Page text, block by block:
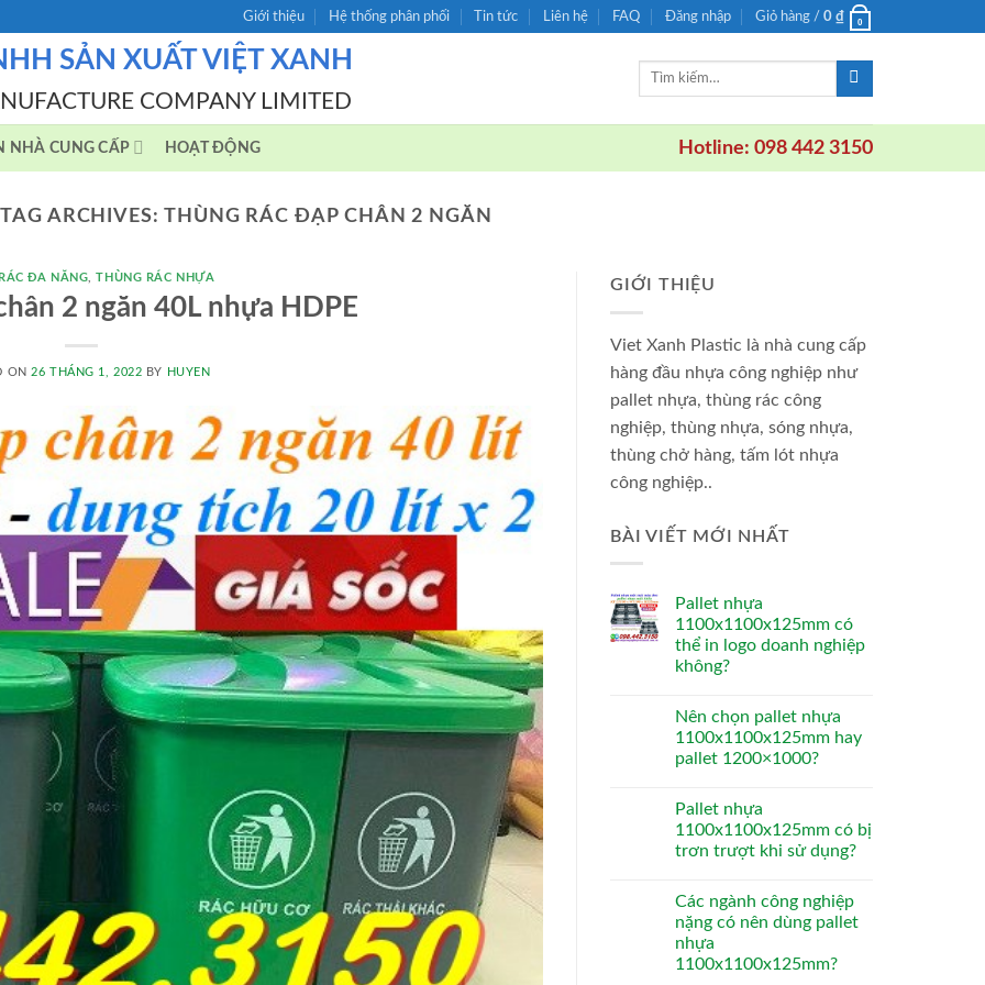
Giới thiệu Hệ thống phân phối Tin tức Liên hệ FAQ Đăng nhập Giỏ hàng / 0 ₫ 0
SẢN XUẤT VIỆT XANH
COMPANY LIMITED
Tìm
NHÀ CUNG CẤP HOẠT ĐỘNG Hotline: 098 442 3150
TAG ARCHIVES: THÙNG RÁC ĐẠP CHÂN 2 NGĂN
ĐA NĂNG ,THÙNG RÁC NHỰA
2 ngăn 40L nhựa HDPE
ON26 THÁNG 1, 2022 BY HUYEN
GIỚI THIỆU
Viet Xanh Plastic là nhà cung cấp
hàng đầu nhựa công nghiệp như
pallet nhựa, thùng rác công
nghiệp, thùng nhựa, sóng nhựa,
thùng chở hàng, tấm lót nhựa
công nghiệp..
BÀI VIẾT MỚI NHẤT
Pallet nhựa
1100x1100x125mm có
thể in logo doanh nghiệp
không?
Nên chọn pallet nhựa
1100x1100x125mm hay
pallet 1200×1000?
Pallet nhựa
1100x1100x125mm có bị
trơn trượt khi sử dụng?
Các ngành công nghiệp
nặng có nên dùng pallet
nhựa
1100x1100x125mm?